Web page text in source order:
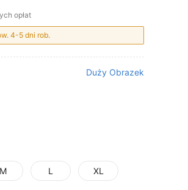
opłat
4-5 dni rob.
Duży Obrazek
M L XL